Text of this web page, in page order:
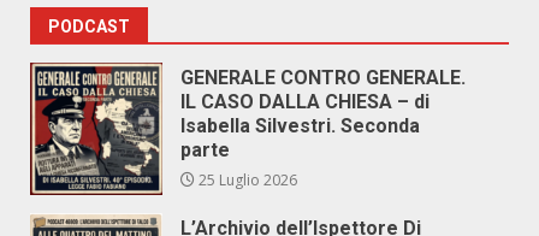
PODCAST
GENERALE CONTRO GENERALE.
IL CASO DALLA CHIESA – di
Isabella Silvestri. Seconda
parte
25 Luglio 2026
L’Archivio dell’Ispettore Di